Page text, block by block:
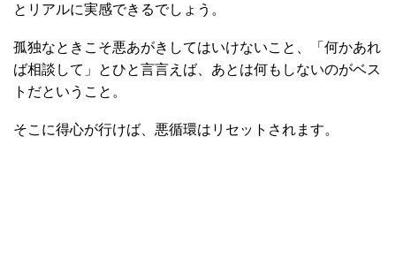
とリアルに実感できるでしょう。
孤独なときこそ悪あがきしてはいけないこと、「何かあれ
ば相談して」とひと言言えば、あとは何もしないのがベス
トだということ。
そこに得心が行けば、悪循環はリセットされます。